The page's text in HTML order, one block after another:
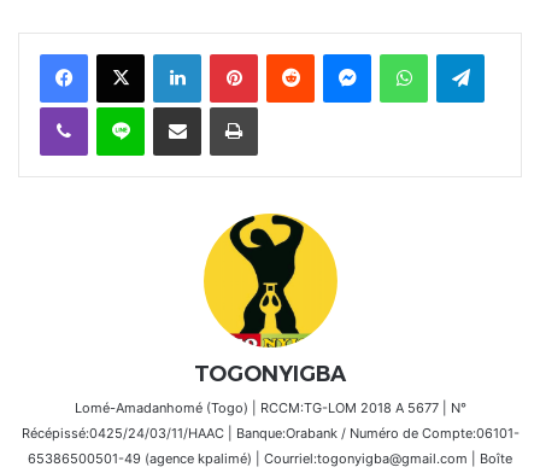
FacebookX Linkedin PinterestReddit MessengerWhatsAppTelegram
Viber Ligne Partager par email Imprimer
TOGONYIGBA
Lomé-Amadanhomé (Togo) | RCCM:TG-LOM 2018 A 5677 | N°
Récépissé:0425/24/03/11/HAAC | Banque:Orabank / Numéro de Compte:06101-
65386500501-49 (agence kpalimé) | Courriel:togonyigba@gmail.com | Boîte